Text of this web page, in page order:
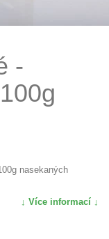
-
nasekaných
↓ Více informací ↓